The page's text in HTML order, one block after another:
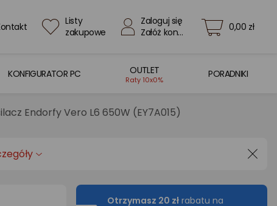
Listy
zakupowe
Zaloguj się
Załóż konto
0,00 zł
KONFIGURATOR PC OUTLET
Raty 10x0%
PORADNIKI
Endorfy Vero L6 650W (EY7A015)
Otrzymasz 20 zł rabatu na